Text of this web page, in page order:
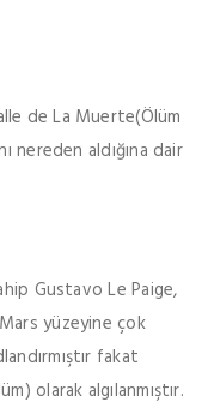
de La Muerte(Ölüm
nereden aldığına dair
Gustavo Le Paige,
yüzeyine çok
fakat
olarak algılanmıştır.